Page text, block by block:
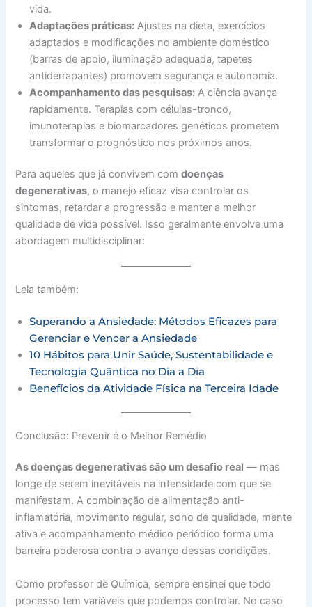
vida.
Adaptações práticas: Ajustes na dieta, exercícios
adaptados e modificações no ambiente doméstico
(barras de apoio, iluminação adequada, tapetes
antiderrapantes) promovem segurança e autonomia.
Acompanhamento das pesquisas: A ciência avança
rapidamente. Terapias com células-tronco,
imunoterapias e biomarcadores genéticos prometem
transformar o prognóstico nos próximos anos.
Para aqueles que já convivem comdoenças
degenerativas, o manejo eficaz visa controlar os
sintomas, retardar a progressão e manter a melhor
qualidade de vida possível. Isso geralmente envolve uma
abordagem multidisciplinar:
Leia também:
Superando a Ansiedade: Métodos Eficazes para
Gerenciar e Vencer a Ansiedade
10 Hábitos para Unir Saúde, Sustentabilidade e
Tecnologia Quântica no Dia a Dia
Benefícios da Atividade Física na Terceira Idade
Conclusão: Prevenir é o Melhor Remédio
As doenças degenerativas são um desafio real — mas
longe de serem inevitáveis na intensidade com que se
manifestam. A combinação de alimentação anti-
inflamatória, movimento regular, sono de qualidade, mente
ativa e acompanhamento médico periódico forma uma
barreira poderosa contra o avanço dessas condições.
Como professor de Química, sempre ensinei que todo
processo tem variáveis que podemos controlar. No caso